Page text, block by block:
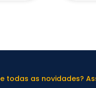
todas as novidades?